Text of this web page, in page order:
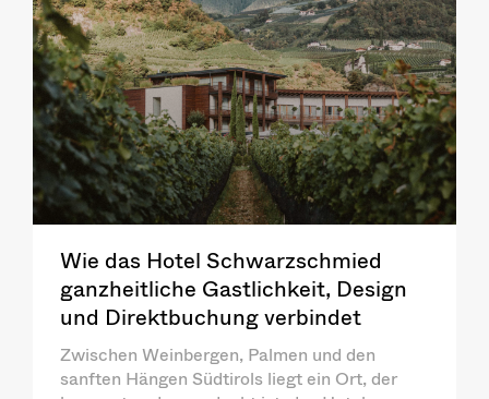
Wie das Hotel Schwarzschmied
ganzheitliche Gastlichkeit, Design
und Direktbuchung verbindet
Zwischen Weinbergen, Palmen und den
sanften Hängen Südtirols liegt ein Ort, der